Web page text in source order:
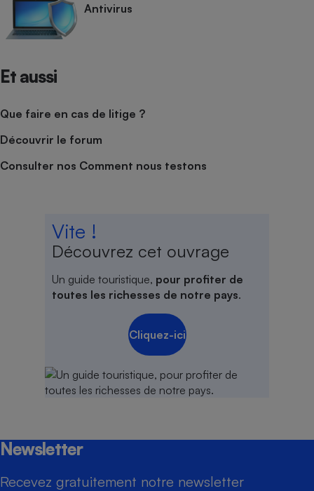
Antivirus
Et aussi
Que faire en cas de litige ?
Découvrir le forum
Consulter nos Comment nous testons
Vite !
Découvrez cet ouvrage
Un guide touristique, pour profiter de
toutes les richesses de notre pays.
Cliquez-ici
Newsletter
Recevez gratuitement notre newsletter